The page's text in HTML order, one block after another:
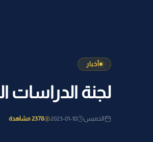
أخبار
لجنة الدراسات
الخميس 2023-01-18 2378 مشاهدة